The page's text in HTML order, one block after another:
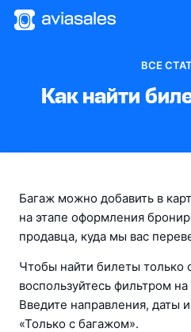
ВСЕ
Как найти
Багаж можно добавить в
на этапе оформления
продавца, куда мы вас
Чтобы найти билеты только
воспользуйтесь фильтром на
Введите направления, даты
«Только с багажом».